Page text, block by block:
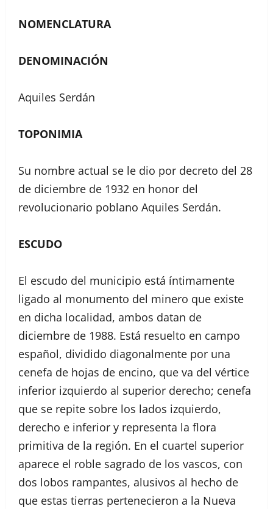
NOMENCLATURA
DENOMINACIÓN
Aquiles Serdán
TOPONIMIA
Su nombre actual se le dio por decreto del 28
de diciembre de 1932 en honor del
revolucionario poblano Aquiles Serdán.
ESCUDO
El escudo del municipio está íntimamente
ligado al monumento del minero que existe
en dicha localidad, ambos datan de
diciembre de 1988. Está resuelto en campo
español, dividido diagonalmente por una
cenefa de hojas de encino, que va del vértice
inferior izquierdo al superior derecho; cenefa
que se repite sobre los lados izquierdo,
derecho e inferior y representa la flora
primitiva de la región. En el cuartel superior
aparece el roble sagrado de los vascos, con
dos lobos rampantes, alusivos al hecho de
que estas tierras pertenecieron a la Nueva